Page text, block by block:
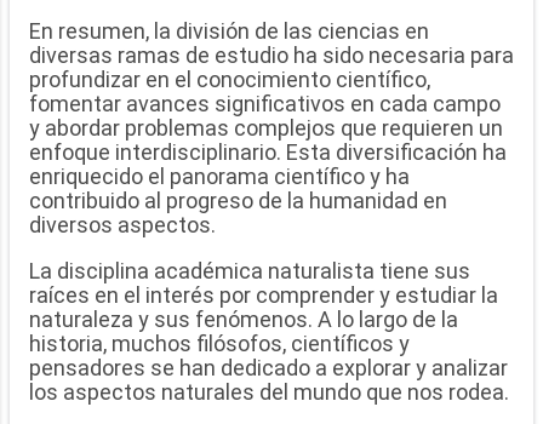
En resumen, la división de las ciencias en
diversas ramas de estudio ha sido necesaria para
profundizar en el conocimiento científico,
fomentar avances significativos en cada campo
y abordar problemas complejos que requieren un
enfoque interdisciplinario. Esta diversificación ha
enriquecido el panorama científico y ha
contribuido al progreso de la humanidad en
diversos aspectos.
La disciplina académica naturalista tiene sus
raíces en el interés por comprender y estudiar la
naturaleza y sus fenómenos. A lo largo de la
historia, muchos filósofos, científicos y
pensadores se han dedicado a explorar y analizar
los aspectos naturales del mundo que nos rodea.